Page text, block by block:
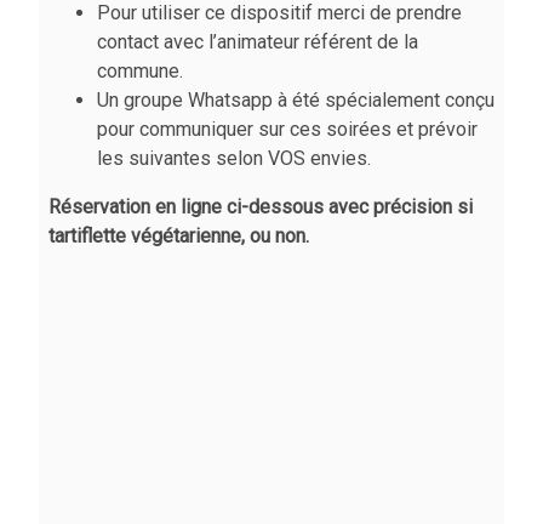
Pour utiliser ce dispositif merci de prendre
contact avec l’animateur référent de la
commune.
Un groupe Whatsapp à été spécialement conçu
pour communiquer sur ces soirées et prévoir
les suivantes selon VOS envies.
Réservation en ligne ci-dessous avec précision si
tartiflette végétarienne, ou non.